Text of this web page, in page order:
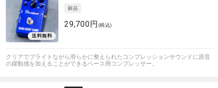
29,700円 (税込)
クリアでブライトながら滑らかに整えられたコンプレッションサウンドに原音
の躍動感を加えることができるベース用コンプレッサー。